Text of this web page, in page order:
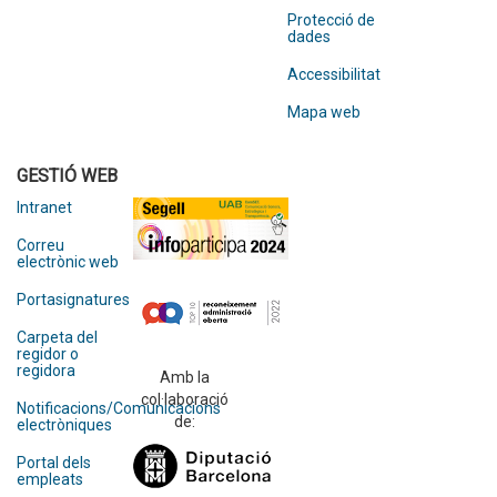
Protecció de
dades
Accessibilitat
Mapa web
GESTIÓ WEB
Intranet
Correu
electrònic web
Portasignatures
Carpeta del
regidor o
regidora
Notificacions/Comunicacions
electròniques
Portal dels
empleats
Amb la
col·laboració
de: